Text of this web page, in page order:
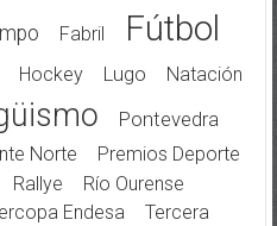
Fabril Fútbol
Hockey Lugo Natación
Pontevedra
Norte
Premios Deporte
Rallye
Río Ourense
Endesa
Tercera